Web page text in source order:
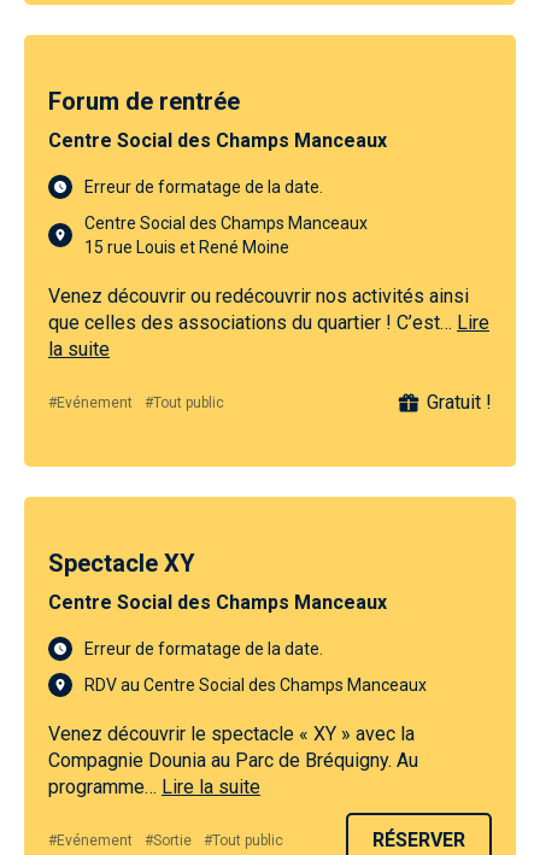
Forum de rentrée
Centre Social des Champs Manceaux
Erreur de formatage de la date.
Centre Social des Champs Manceaux
15 rue Louis et René Moine
Venez découvrir ou redécouvrir nos activités ainsi
que celles des associations du quartier ! C’est… Lire
la suite
#Evénement #Tout public Gratuit !
Spectacle XY
Centre Social des Champs Manceaux
Erreur de formatage de la date.
RDV au Centre Social des Champs Manceaux
Venez découvrir le spectacle « XY » avec la
Compagnie Dounia au Parc de Bréquigny. Au
programme… Lire la suite
#Evénement #Sortie #Tout public RÉSERVER